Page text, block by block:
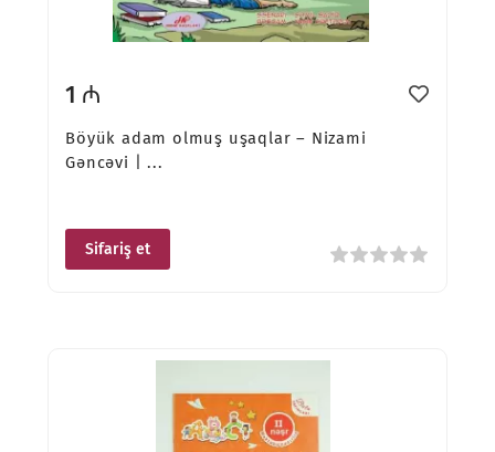
1 ₼
Böyük adam olmuş uşaqlar – Nizami
Gəncəvi | ...
Sifariş et